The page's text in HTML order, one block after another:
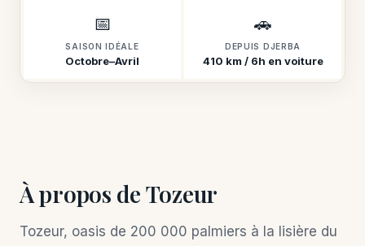
📅
SAISON IDÉALE
Octobre–Avril
🚗
DEPUIS DJERBA
410 km / 6h en voiture
À propos de Tozeur
Tozeur, oasis de 200 000 palmiers à la lisière du